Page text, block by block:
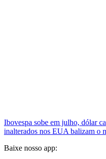
Ibovespa sobe em julho, dólar
inalterados nos EUA balizam o
Baixe nosso app: